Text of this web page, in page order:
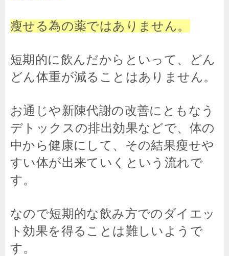
瘦せる為の薬ではありません。
短期的に飲んだからといって、どん
どん体重が減ることはありません。
お通じや新陳代謝の改善にともなう
デトックスの排出効果などで、体の
中から健康にして、その結果瘦せや
すい体が出来ていくという流れで
す。
なので短期的な飲み方でのダイエッ
ト効果を得ることは難しいようで
す。